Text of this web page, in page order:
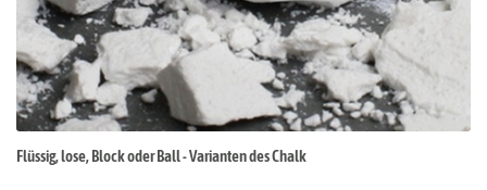
Flüssig, lose, Block oder Ball - Varianten des Chalk